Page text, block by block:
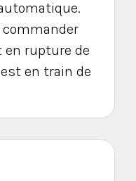
rupture de
en train de